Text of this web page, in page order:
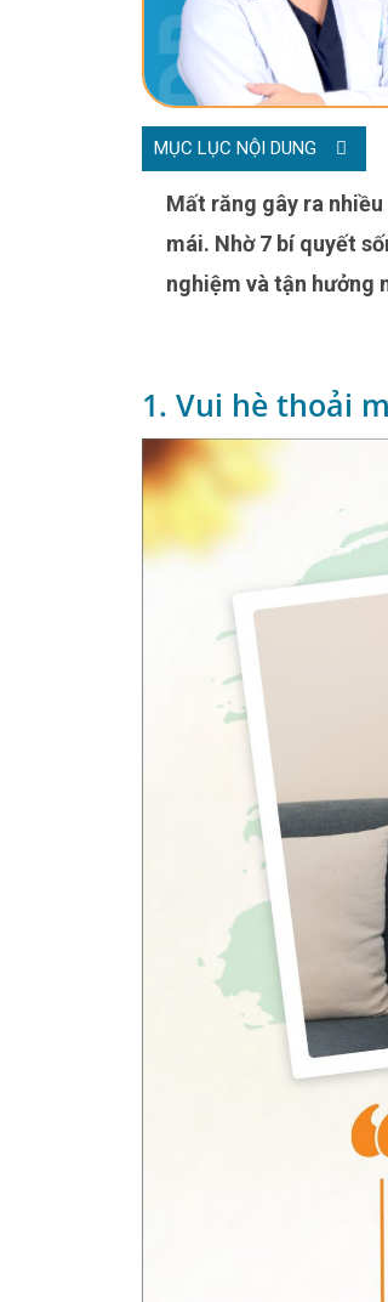
MỤC LỤC NỘI DUNG
Mất răng gây ra nhiều bất tiện và làm cô chú, anh chị không thể ăn nhai ngon miệng, cười thoải
mái. Nhờ 7 bí quyết
nghiệm và tận hưởng
1. Vui hè thoải